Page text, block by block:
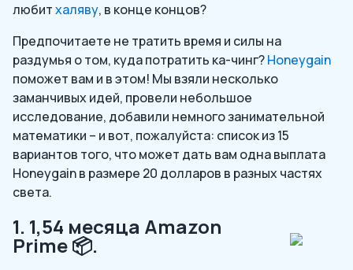
любитхаляву, в конце концов?
Предпочитаете не тратить время и силы на
раздумья о том, куда потратить ка-чинг?Honeygain
поможет вам и в этом! Мы взяли несколько
заманчивых идей, провели небольшое
исследование, добавили немного занимательной
математики – и вот, пожалуйста: список из 15
вариантов того, что может дать вам одна выплата
Honeygain в размере 20 долларов в разных частях
света.
1. 1,54 месяца Amazon
Prime 📦.